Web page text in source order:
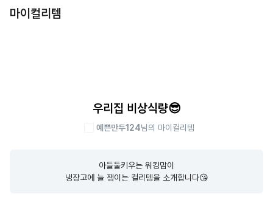
마이컬리템
우리집 비상식량😎
예쁜만두124님의 마이컬리템
아들둘키우는 워킹맘이
냉장고에 늘 쟁이는 컬리템을 소개합니다😘